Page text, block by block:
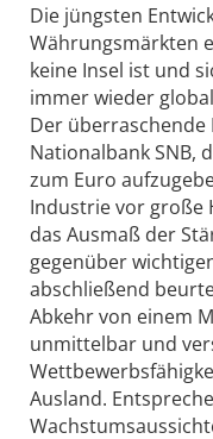
Die jüngsten
Währungsmärkten
keine Insel ist und
immer wieder
Der überraschende
Nationalbank SNB,
zum Euro
Industrie vor große
das Ausmaß der
gegenüber
abschließend
Abkehr von einem
unmittelbar und
Ausland.